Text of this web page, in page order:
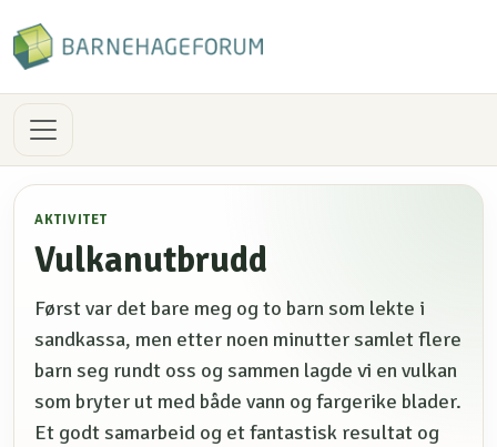
AKTIVITET
Vulkanutbrudd
Først var det bare meg og to barn som lekte i
sandkassa, men etter noen minutter samlet flere
barn seg rundt oss og sammen lagde vi en vulkan
som bryter ut med både vann og fargerike blader.
Et godt samarbeid og et fantastisk resultat og